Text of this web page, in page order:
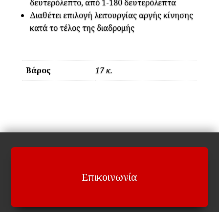
δευτερόλεπτο, από 1-180 δευτερόλεπτα
Διαθέτει επιλογή λειτουργίας αργής κίνησης
κατά το τέλος της διαδρομής
Βάρος 17 κ.
Επικοινωνία